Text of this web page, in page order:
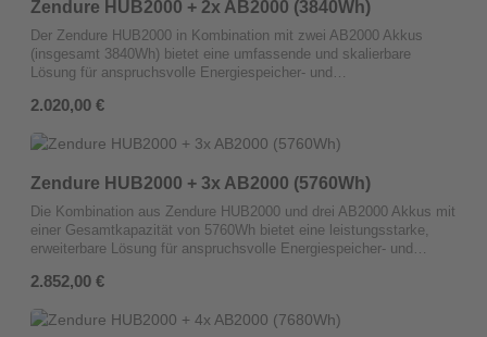
Freien. Mit integrierter Bluetooth- und WiFi-Konnektivität können
Sie den Energiefluss bequem überwachen und steuern, um die
Effizienz jederzeit im Blick zu behalten. Diese Kombination aus
Zendure HUB1200 und zwei AB2000 Akkus ist die ideale Lösung für
auf Ihrem Balkon.
Energienutzung und hoher Kapazität eignet sich das System
perfekt für die Maximierung der Effizienz und Nachhaltigkeit Ihrer
Energieinfrastruktur.
Zendure HUB2000 + 2x AB2000 (3840Wh)
Der Zendure HUB2000 in Kombination mit zwei AB2000 Akkus
(insgesamt 3840Wh) bietet eine umfassende und skalierbare
Lösung für anspruchsvolle Energiespeicher- und
Verteiler und Kontrollpunkt, während die doppelte Kapazität der
3840Wh bereitstellt. Diese Konfiguration ist ideal für den
Lösung, die eine stabile und effiziente Stromversorgung sicherstellt.
Mit robustem Design und optimiertem Energiemanagement
maximiert das System die Flexibilität und Effizienz Ihrer
Energieinfrastruktur und trägt gleichzeitig zu einer nachhaltigen
Energienutzung bei.
Regulärer Preis:
2.020,00 €
Zendure HUB2000 + 3x AB2000 (5760Wh)
Die Kombination aus Zendure HUB2000 und drei AB2000 Akkus mit
einer Gesamtkapazität von 5760Wh bietet eine leistungsstarke,
erweiterbare Lösung für anspruchsvolle Energiespeicher- und
Verteiler, der in Verbindung mit den drei AB2000 Akkus eine
Setup ist ideal für autarke Energiesysteme oder als zuverlässige
Regulärer Preis:
2.852,00 €